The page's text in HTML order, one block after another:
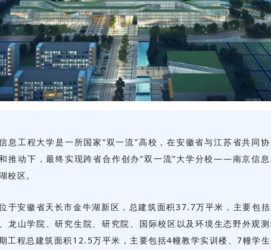
息工程大学是一所国家“双一流”高校，在安徽省与江苏省共同
推动下，最终实现跨省合作创办“双一流”大学分校——南京信
校区。
于安徽省天长市金牛湖新区，总建筑面积37.7万平米，主要包
龙山学院、研究生院、研究院、国际校区以及环境生态野外观
工程总建筑面积12.5万平米，主要包括4幢教学实训楼、7幢学